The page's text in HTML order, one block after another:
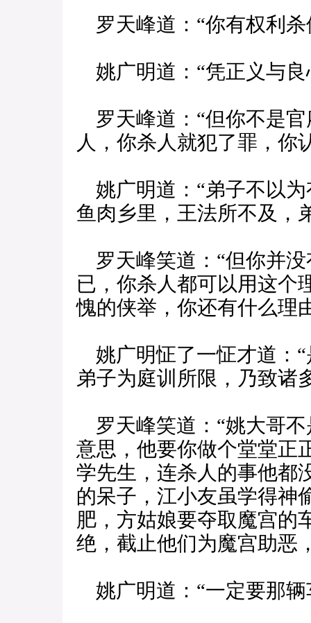
罗天峰道：“你有权利杀
姚广明道：“凭正义与良
罗天峰道：“但你不是
人，你杀人就犯了罪，你
姚广明道：“弟子不以
鱼肉乡里，王法所不及，
罗天峰笑道：“但你并
已，你杀人都可以用这个
愧的侠举，你还有什么理
姚广明怔了一怔才道：
弟子为庭训所限，乃致诸
罗天峰笑道：“姚大哥
意思，他要你做个堂堂正
学先生，连杀人的事他都
的呆子，江小友虽学得神
肥，方姑娘要夺取魔宫的
绝，截止他们为魔宫助恶
姚广明道：“一定要那辆